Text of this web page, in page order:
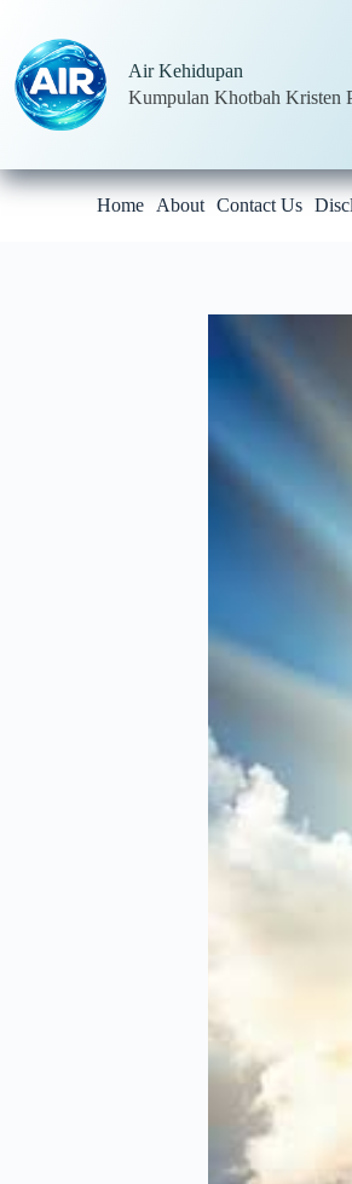
content
Air Kehidupan
Kumpulan Khotbah Kristen
Home About Contact Us